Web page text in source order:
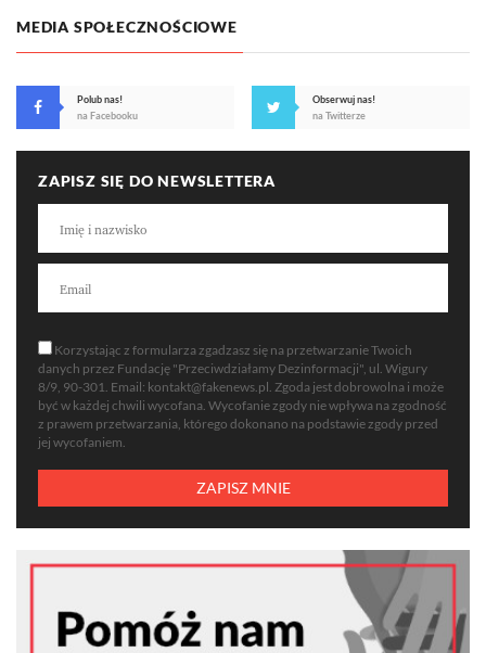
MEDIA SPOŁECZNOŚCIOWE
Polub nas!
na Facebooku
Obserwuj nas!
na Twitterze
ZAPISZ SIĘ DO NEWSLETTERA
Korzystając z formularza zgadzasz się na przetwarzanie Twoich
danych przez Fundację "Przeciwdziałamy Dezinformacji", ul. Wigury
8/9, 90-301. Email: kontakt@fakenews.pl . Zgoda jest dobrowolna i może
być w każdej chwili wycofana. Wycofanie zgody nie wpływa na zgodność
z prawem przetwarzania, którego dokonano na podstawie zgody przed
jej wycofaniem.